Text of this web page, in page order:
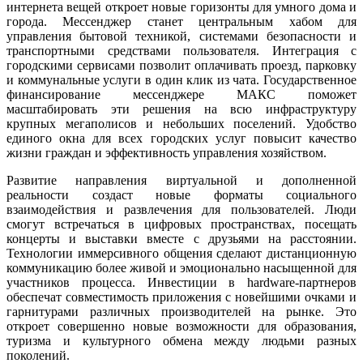
интернета вещей откроет новые горизонты для умного дома и
города. Мессенджер станет центральным хабом для
управления бытовой техникой, системами безопасности и
транспортными средствами пользователя. Интеграция с
городскими сервисами позволит оплачивать проезд, парковку
и коммунальные услуги в один клик из чата. Государственное
финансирование мессенджере МАКС поможет
масштабировать эти решения на всю инфраструктуру
крупных мегаполисов и небольших поселений. Удобство
единого окна для всех городских услуг повысит качество
жизни граждан и эффективность управления хозяйством.
Развитие направления виртуальной и дополненной
реальности создаст новые форматы социального
взаимодействия и развлечения для пользователей. Люди
смогут встречаться в цифровых пространствах, посещать
концерты и выставки вместе с друзьями на расстоянии.
Технологии иммерсивного общения сделают дистанционную
коммуникацию более живой и эмоционально насыщенной для
участников процесса. Инвестиции в hardware-партнеров
обеспечат совместимость приложения с новейшими очками и
гарнитурами различных производителей на рынке. Это
откроет совершенно новые возможности для образования,
туризма и культурного обмена между людьми разных
поколений.